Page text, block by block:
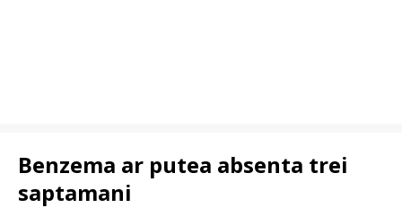
Benzema ar putea absenta trei
saptamani